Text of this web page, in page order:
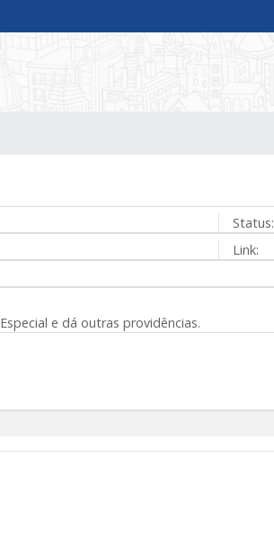
Status:
Link:
e dá outras providências.